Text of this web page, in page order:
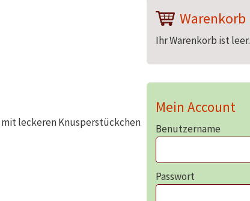
mit leckeren Knusperstückchen
Warenkorb
Ihr Warenkorb ist leer.
Mein Account
Benutzername
Passwort